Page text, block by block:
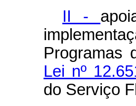
II -
Programas
Lei nº
do Serviço